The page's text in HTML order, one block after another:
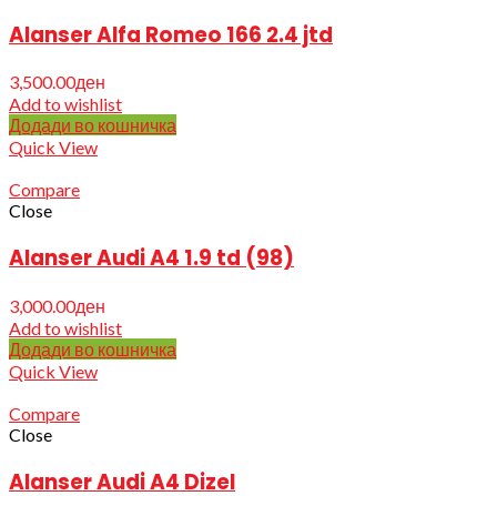
Alanser Alfa Romeo 166 2.4 jtd
3,500.00ден
Add to wishlist
Додади во кошничка
Quick View
Compare
Close
Alanser Audi A4 1.9 td (98)
3,000.00ден
Add to wishlist
Додади во кошничка
Quick View
Compare
Close
Alanser Audi A4 Dizel